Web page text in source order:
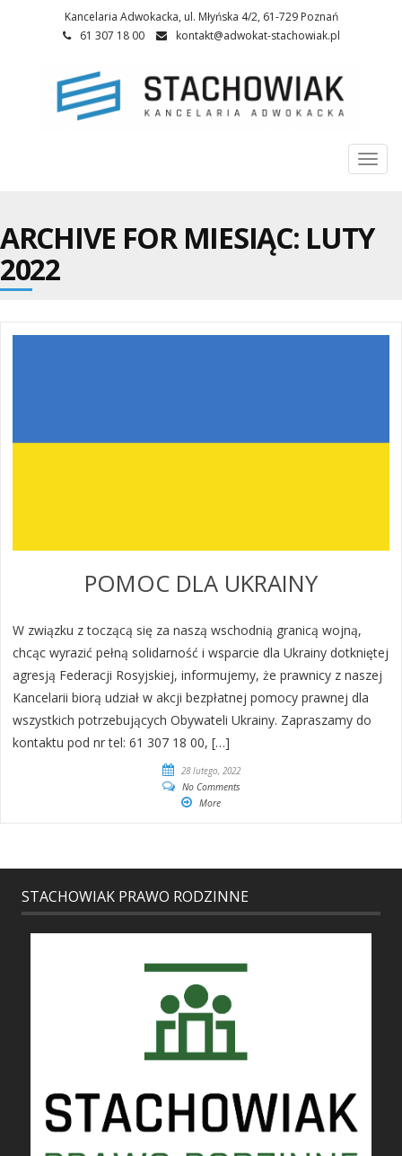
Kancelaria Adwokacka, ul. Młyńska 4/2, 61-729 Poznań
61 307 18 00
kontakt@adwokat-stachowiak.pl
ARCHIVE FOR MIESIĄC: LUTY
2022
POMOC DLA UKRAINY
W związku z toczącą się za naszą wschodnią granicą wojną,
chcąc wyrazić pełną solidarność i wsparcie dla Ukrainy dotkniętej
agresją Federacji Rosyjskiej, informujemy, że prawnicy z naszej
Kancelarii biorą udział w akcji bezpłatnej pomocy prawnej dla
wszystkich potrzebujących Obywateli Ukrainy. Zapraszamy do
kontaktu pod nr tel: 61 307 18 00, […]
28 lutego, 2022
No Comments
More
STACHOWIAK PRAWO RODZINNE